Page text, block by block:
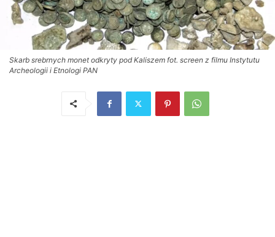
Skarb srebrnych monet odkryty pod Kaliszem fot. screen z filmu Instytutu
Archeologii i Etnologi PAN